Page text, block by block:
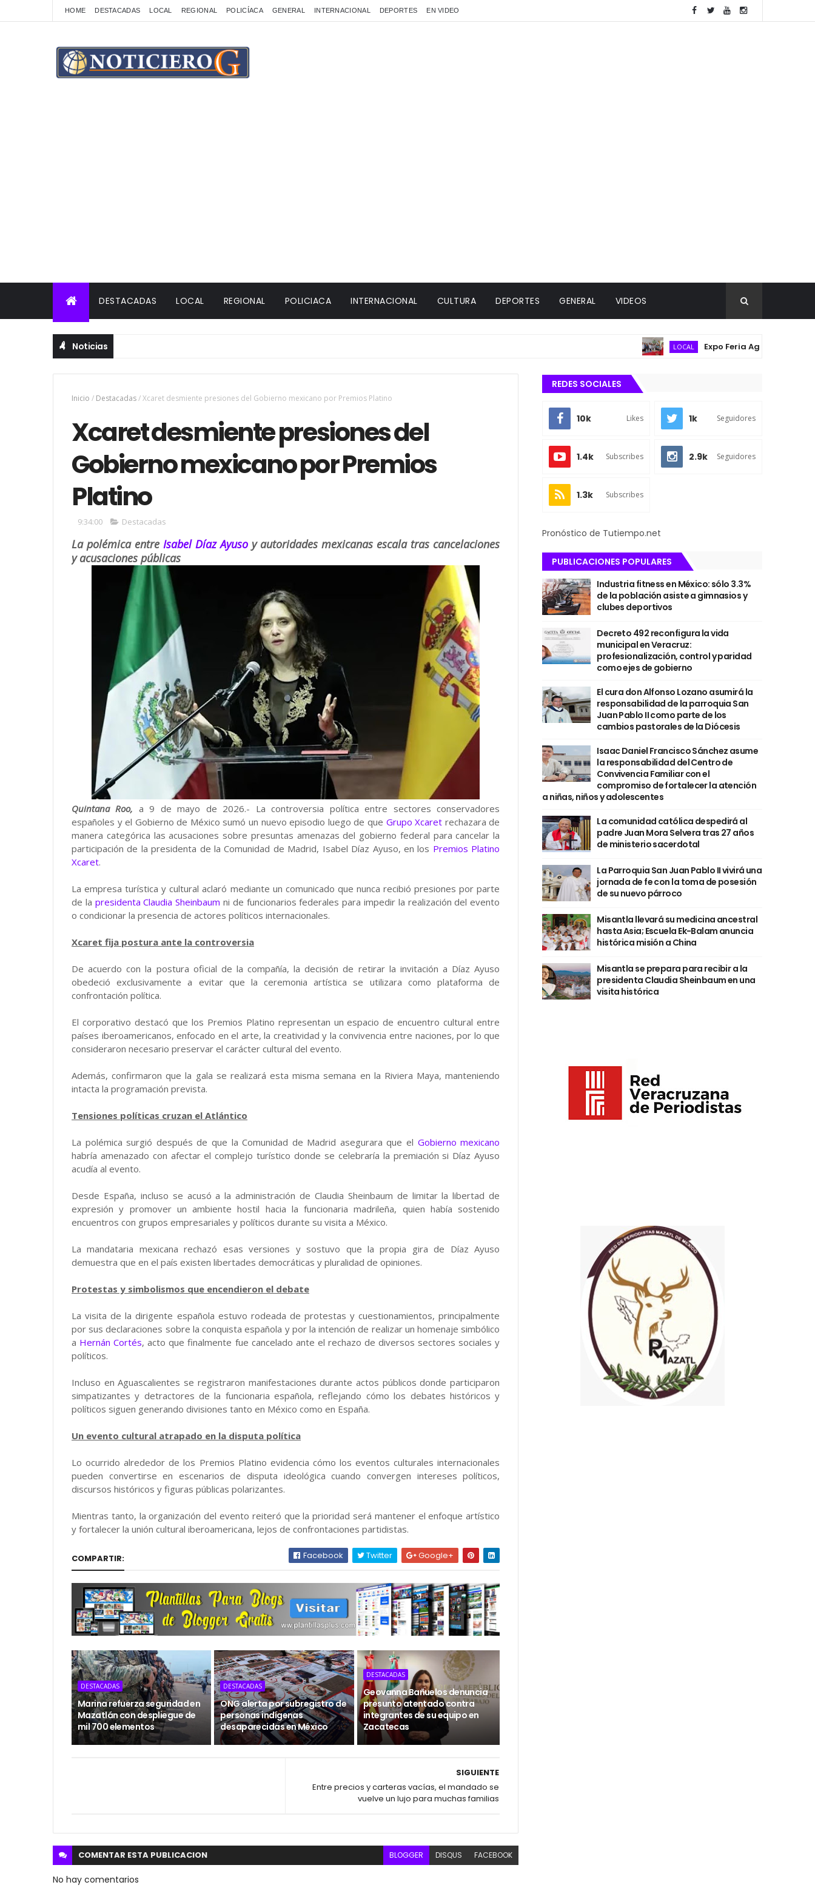
HOME DESTACADAS LOCAL REGIONAL POLICÍACA GENERAL INTERNACIONAL DEPORTES EN VIDEO
DESTACADAS LOCAL REGIONAL POLICIACA INTERNACIONAL CULTURA DEPORTES GENERAL VIDEOS
Noticias LOCAL Expo Feria Agropecuaria
Inicio / Destacadas/Xcaret desmiente presiones del Gobierno mexicano por Premios Platino
Xcaret desmiente presiones del
Gobierno mexicano por Premios
Platino
9:34:00 Destacadas
La polémica entreIsabel Díaz Ayuso y autoridades mexicanas escala tras cancelaciones
y acusaciones públicas
Quintana Roo, a 9 de mayo de 2026.- La controversia política entre sectores conservadores
españoles y el Gobierno de México sumó un nuevo episodio luego de que Grupo Xcaret rechazara de
manera categórica las acusaciones sobre presuntas amenazas del gobierno federal para cancelar la
participación de la presidenta de la Comunidad de Madrid, Isabel Díaz Ayuso, en los Premios Platino
Xcaret.
La empresa turística y cultural aclaró mediante un comunicado que nunca recibió presiones por parte
de la presidenta Claudia Sheinbaum ni de funcionarios federales para impedir la realización del evento
o condicionar la presencia de actores políticos internacionales.
Xcaret fija postura ante la controversia
De acuerdo con la postura oficial de la compañía, la decisión de retirar la invitación a Díaz Ayuso
obedeció exclusivamente a evitar que la ceremonia artística se utilizara como plataforma de
confrontación política.
El corporativo destacó que los Premios Platino representan un espacio de encuentro cultural entre
países iberoamericanos, enfocado en el arte, la creatividad y la convivencia entre naciones, por lo que
consideraron necesario preservar el carácter cultural del evento.
Además, confirmaron que la gala se realizará esta misma semana en la Riviera Maya, manteniendo
intacta la programación prevista.
Tensiones políticas cruzan el Atlántico
La polémica surgió después de que la Comunidad de Madrid asegurara que el Gobierno mexicano
habría amenazado con afectar el complejo turístico donde se celebraría la premiación si Díaz Ayuso
acudía al evento.
Desde España, incluso se acusó a la administración de Claudia Sheinbaum de limitar la libertad de
expresión y promover un ambiente hostil hacia la funcionaria madrileña, quien había sostenido
encuentros con grupos empresariales y políticos durante su visita a México.
La mandataria mexicana rechazó esas versiones y sostuvo que la propia gira de Díaz Ayuso
demuestra que en el país existen libertades democráticas y pluralidad de opiniones.
Protestas y simbolismos que encendieron el debate
La visita de la dirigente española estuvo rodeada de protestas y cuestionamientos, principalmente
por sus declaraciones sobre la conquista española y por la intención de realizar un homenaje simbólico
a Hernán Cortés, acto que finalmente fue cancelado ante el rechazo de diversos sectores sociales y
políticos.
Incluso en Aguascalientes se registraron manifestaciones durante actos públicos donde participaron
simpatizantes y detractores de la funcionaria española, reflejando cómo los debates históricos y
políticos siguen generando divisiones tanto en México como en España.
Un evento cultural atrapado en la disputa política
Lo ocurrido alrededor de los Premios Platino evidencia cómo los eventos culturales internacionales
pueden convertirse en escenarios de disputa ideológica cuando convergen intereses políticos,
discursos históricos y figuras públicas polarizantes.
Mientras tanto, la organización del evento reiteró que la prioridad será mantener el enfoque artístico
y fortalecer la unión cultural iberoamericana, lejos de confrontaciones partidistas.
COMPARTIR: Facebook Twitter Google+
DESTACADAS
Marina refuerza seguridad en
Mazatlán con despliegue de
mil 700 elementos
DESTACADAS
ONG alerta por subregistro de
personas indígenas
desaparecidas en México
DESTACADAS
Geovanna Bañuelos denuncia
presunto atentado contra
integrantes de su equipo en
Zacatecas
SIGUIENTE
Entre precios y carteras vacías, el mandado se
vuelve un lujo para muchas familias
COMENTAR ESTA PUBLICACION BLOGGER DISQUS FACEBOOK
No hay comentarios
REDES SOCIALES
10k Likes 1k Seguidores
1.4k Subscribes 2.9k Seguidores
1.3k Subscribes
Pronóstico de Tutiempo.net
PUBLICACIONES POPULARES
Industria fitness en México: sólo 3.3%
de la población asiste a gimnasios y
clubes deportivos
Decreto 492 reconfigura la vida
municipal en Veracruz:
profesionalización, control y paridad
como ejes de gobierno
El cura don Alfonso Lozano asumirá la
responsabilidad de la parroquia San
Juan Pablo II como parte de los
cambios pastorales de la Diócesis
Isaac Daniel Francisco Sánchez asume
la responsabilidad del Centro de
Convivencia Familiar con el
compromiso de fortalecer la atención
a niñas, niños y adolescentes
La comunidad católica despedirá al
padre Juan Mora Selvera tras 27 años
de ministerio sacerdotal
La Parroquia San Juan Pablo II vivirá una
jornada de fe con la toma de posesión
de su nuevo párroco
Misantla llevará su medicina ancestral
hasta Asia; Escuela Ek-Balam anuncia
histórica misión a China
Misantla se prepara para recibir a la
presidenta Claudia Sheinbaum en una
visita histórica